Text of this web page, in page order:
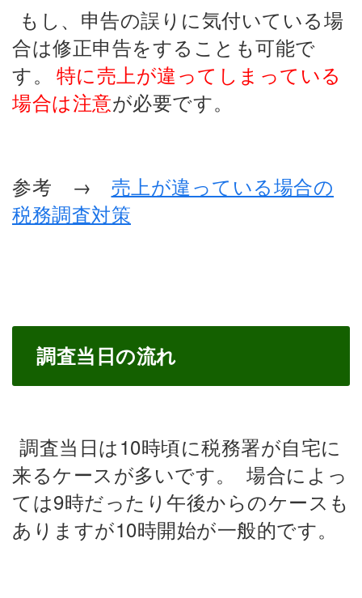
もし、申告の誤りに気付いている場
合は修正申告をすることも可能で
す。 特に売上が違ってしまっている
場合は注意が必要です。
参考 → 売上が違っている場合の
税務調査対策
調査当日の流れ
調査当日は10時頃に税務署が自宅に
来るケースが多いです。
場合によっ
ては9時だったり午後からのケースも
ありますが10時開始が一般的です。